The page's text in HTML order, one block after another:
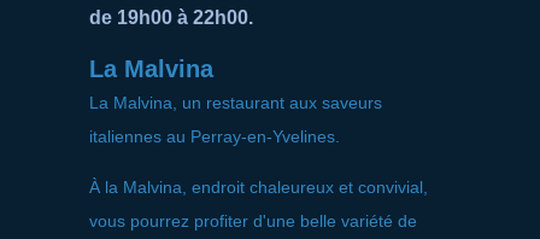
de 19h00 à 22h00.
La Malvina
La Malvina, un restaurant aux saveurs
italiennes au Perray-en-Yvelines.
À la Malvina, endroit chaleureux et convivial,
vous pourrez profiter d'une belle variété de